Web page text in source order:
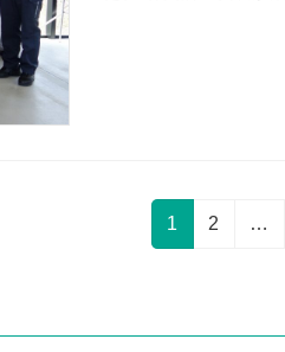
固
定
1
固
2 …